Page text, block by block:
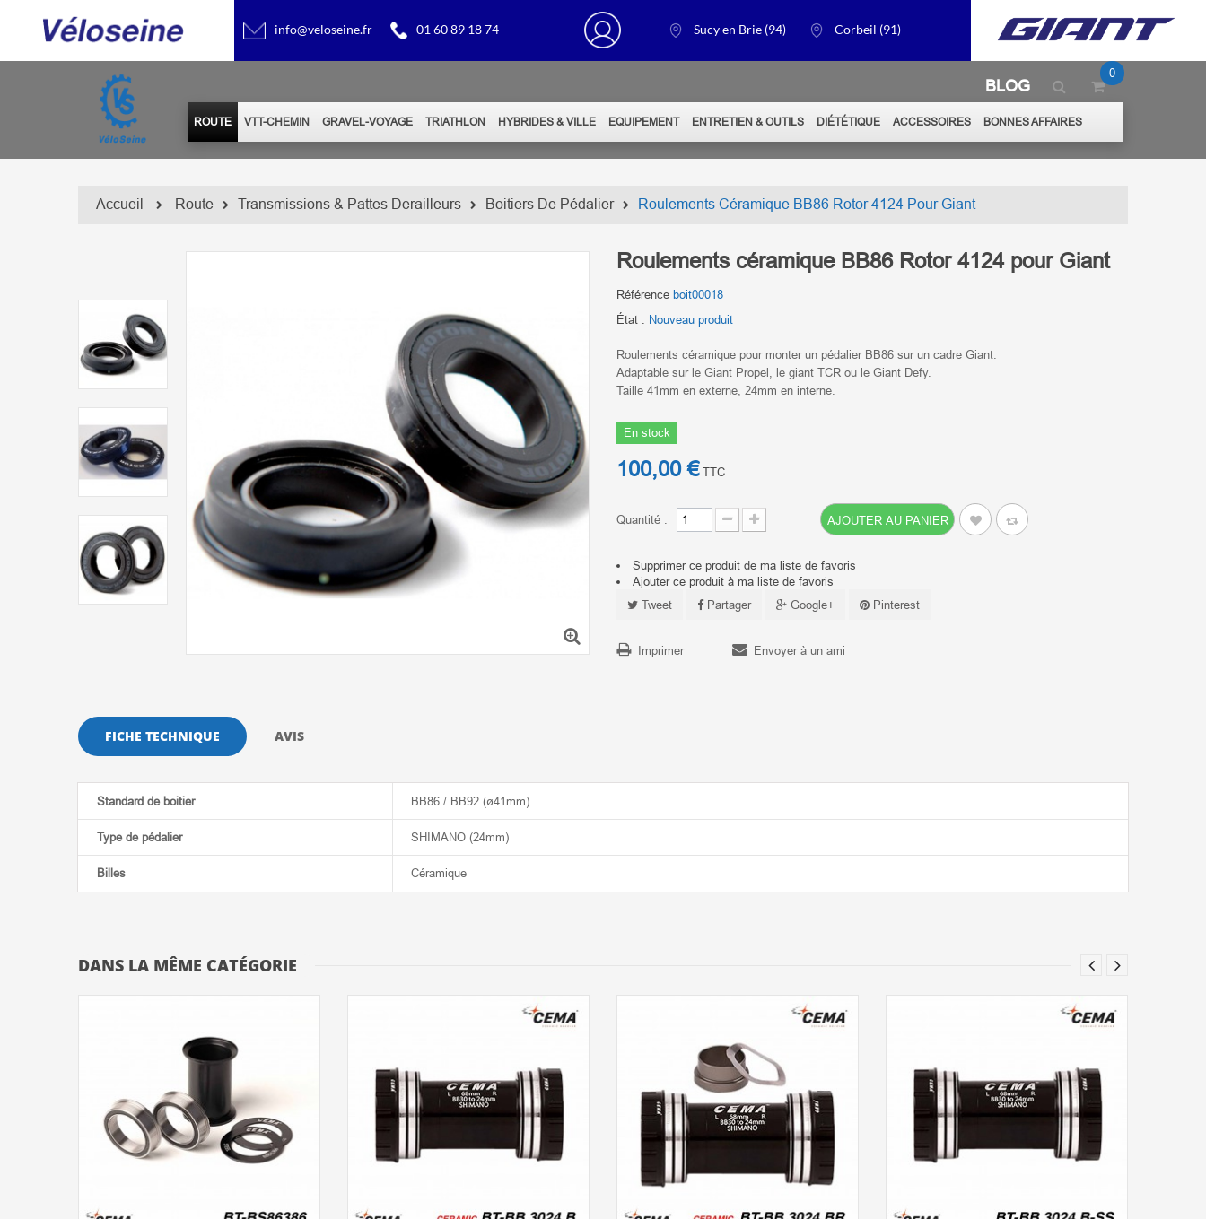
info@veloseine.fr 01 60 89 18 74 Sucy en Brie (94) Corbeil (91)
BLOG
0
ROUTE VTT-CHEMIN GRAVEL-VOYAGE TRIATHLON HYBRIDES & VILLE EQUIPEMENT ENTRETIEN & OUTILS DIÉTÉTIQUE ACCESSOIRES BONNES AFFAIRES
Accueil Route Transmissions & Pattes Derailleurs Boitiers De Pédalier Roulements Céramique BB86 Rotor 4124 Pour Giant
Roulements céramique BB86 Rotor 4124 pour Giant
Référence boit00018
État : Nouveau produit
Roulements céramique pour monter un pédalier BB86 sur un cadre Giant.
Adaptable sur le Giant Propel, le giant TCR ou le Giant Defy.
Taille 41mm en externe, 24mm en interne.
En stock
100,00 €TTC
Quantité : AJOUTER AU PANIER
Supprimer ce produit de ma liste de favoris
Ajouter ce produit à ma liste de favoris
Tweet
Partager Google+ Pinterest
Imprimer Envoyer à un ami
FICHE TECHNIQUE AVIS
Standard de boitier BB86 / BB92 (ø41mm)
Type de pédalier SHIMANO (24mm)
Billes Céramique
DANS LA MÊME CATÉGORIE